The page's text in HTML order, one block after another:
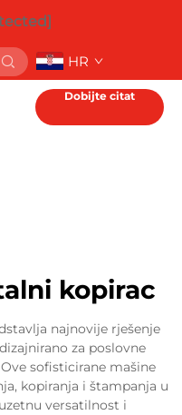
HR
Dobijte citat
kopirac
najnovije rješenje
za poslovne
sofisticirane mašine
kopiranja i štampanja u
versatilnost i